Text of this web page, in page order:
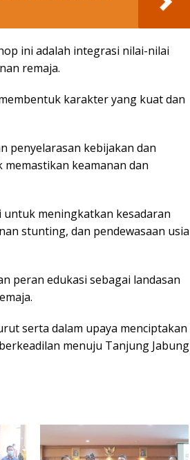
ini adalah integrasi nilai-nilai
remaja.
karakter yang kuat dan
penyelarasan kebijakan dan
keamanan dan
meningkatkan kesadaran
stunting, dan pendewasaan usia
peran edukasi sebagai landasan
serta dalam upaya menciptakan
menuju Tanjung Jabung